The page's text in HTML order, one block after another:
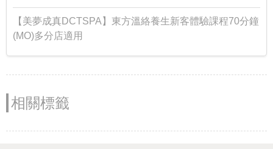
【美夢成真DCTSPA】東方溫絡養生新客體驗課程70分鐘
(MO)多分店適用
相關標籤